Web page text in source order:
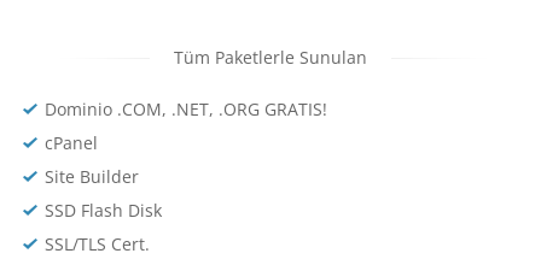
Tüm Paketlerle Sunulan
Dominio .COM, .NET, .ORG GRATIS!
cPanel
Site Builder
SSD Flash Disk
SSL/TLS Cert.